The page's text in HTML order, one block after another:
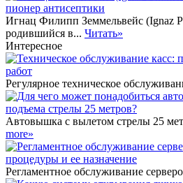
Игнац Филипп Земмельвейс (Ignaz
родившийся в... Читать»
Интересное
Регулярное техническое
Автовышка с вылетом стрелы 25
more»
Регламентное обслуживание